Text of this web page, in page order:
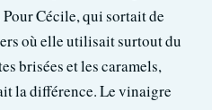
Cécile, qui sortait de
où elle utilisait surtout du
brisées et les caramels,
la différence. Le vinaigre